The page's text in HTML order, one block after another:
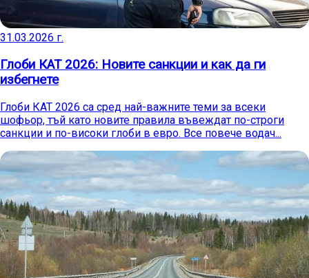
31.03.2026 г.
Глоби КАТ 2026: Новите санкции и как да ги
избегнете
Глоби КАТ 2026 са сред най-важните теми за всеки
шофьор, тъй като новите правила въвеждат по-строги
санкции и по-високи глоби в евро. Все повече водач...